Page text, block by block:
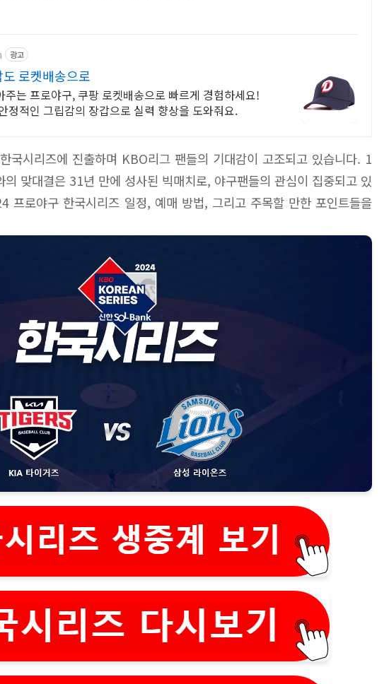
광고
로켓배송으로
주는 프로야구, 쿠팡 로켓배송으로 빠르게 경험하세요!
정적인 그립감의 장갑으로 실력 향상을 도와줘요.
국시리즈에 진출하며 KBO리그 팬들의 기대감이 고조되고 있습니다. 1
맞대결은 31년 만에 성사된 빅매치로, 야구팬들의 관심이 집중되고 있
프로야구 한국시리즈 일정, 예매 방법, 그리고 주목할 만한 포인트들을